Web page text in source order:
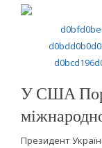
У США
Президент